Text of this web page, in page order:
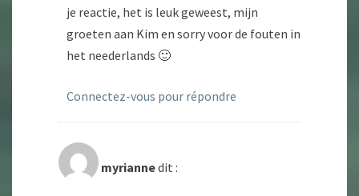
je reactie, het is leuk geweest, mijn
groeten aan Kim en sorry voor de fouten in
het neederlands 🙂
Connectez-vous pour répondre
myriannedit :